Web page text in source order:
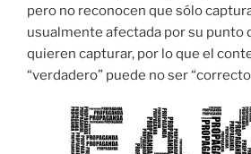
pero no reconocen que sólo
usualmente afectada por su punto
quieren capturar, por lo que el
“verdadero” puede no ser